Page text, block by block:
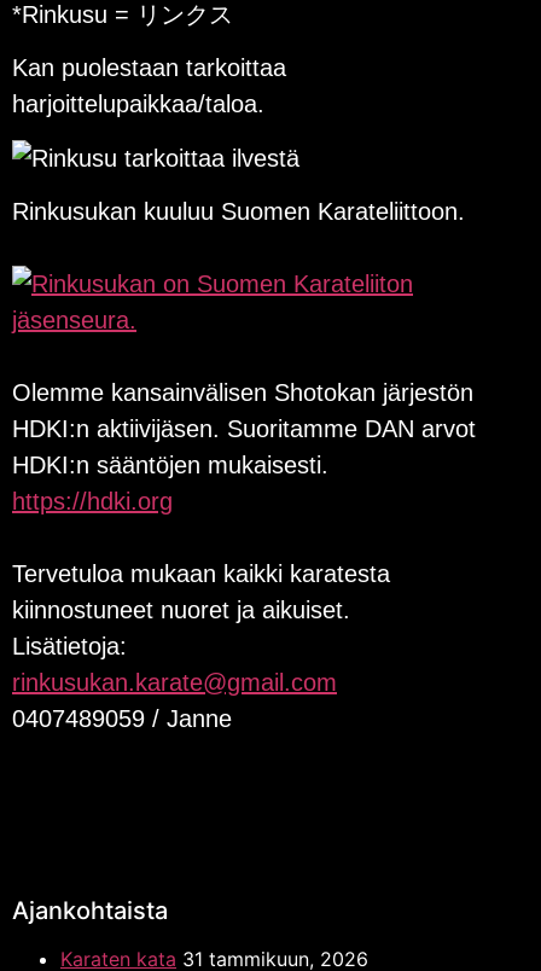
*Rinkusu = リンクス
Kan puolestaan tarkoittaa
harjoittelupaikkaa/taloa.
Rinkusukan kuuluu Suomen Karateliittoon.
Olemme kansainvälisen Shotokan järjestön
HDKI:n aktiivijäsen. Suoritamme DAN arvot
HDKI:n sääntöjen mukaisesti.
https://hdki.org
Tervetuloa mukaan kaikki karatesta
kiinnostuneet nuoret ja aikuiset.
Lisätietoja:
rinkusukan.karate@gmail.com
0407489059 / Janne
Ajankohtaista
Karaten kata 31 tammikuun, 2026